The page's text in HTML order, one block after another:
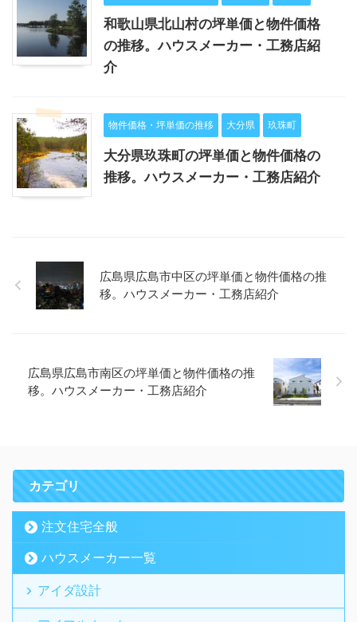
和歌山県北山村の坪単価と物件価格
の推移。ハウスメーカー・工務店紹
介
物件価格・坪単価の推移 大分県 玖珠町
大分県玖珠町の坪単価と物件価格の
推移。ハウスメーカー・工務店紹介
広島県広島市中区の坪単価と物件価格の推
移。ハウスメーカー・工務店紹介
広島県広島市南区の坪単価と物件価格の推
移。ハウスメーカー・工務店紹介
カテゴリ
注文住宅全般
ハウスメーカー一覧
アイダ設計